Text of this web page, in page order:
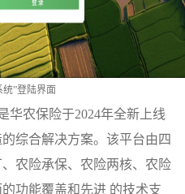
统”登陆界面
华农保险于2024年全新上线
综合解决方案。该平台由四
农险承保、农险两核、农险
功能覆盖和先进 的技术支